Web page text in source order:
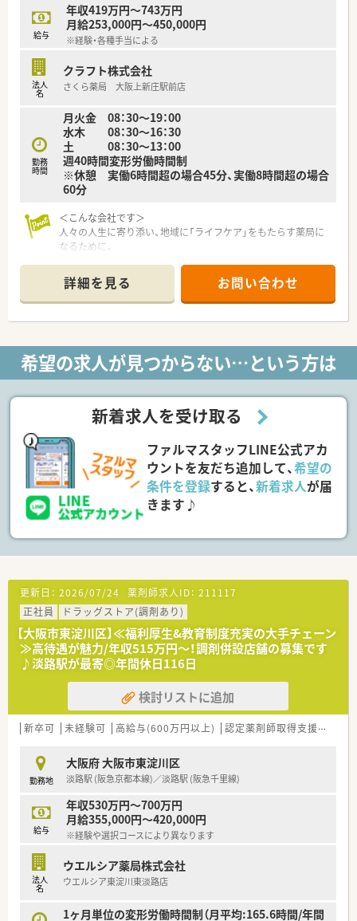
【会社特徴】
■大手通信企業グループ初の医療専門会社として設立され、質の
高い治験支援サービスを提供しています。
人材育成に特に力を入れている企業です。
■大規模病院を中心に多くの提携実績があり、設立以来順調に業
給与
年収419万円～743万円
月給253,000円～450,000円
※経験・各種手当による
法人
名
クラフト株式会社
さくら薬局 大阪上新庄駅前店
勤務
時間
月火金 08：30～19：00
水木 08：30～16：30
土 08：30～13：00
週40時間変形労働時間制
※休憩 実働6時間超の場合45分、実働8時間超の場合
60分
＜こんな会社です＞
人々の人生に寄り添い、地域に「ライフケア」をもたらす薬局に
なるために。
りひとりの人生に寄り添い、質の高い医療サービスを届ける薬剤
師を求め育てています。
＜特徴・ポイントのご紹介＞
業務をサポートするために様々なシステムを独自開発していま
す。
その一つが約20年前から導入され、進化を続けている調剤シス
す。
システム改修が必要な制度変更があった場合も、迅速に対応でき
る強みを生かしていきます。
★刷新された新規採用者研修
中途入社ならではの悩みを解消し、さくら薬局グループのビジョ
店舗OJT・フォローアップや通常の社内研修と絡めて中途入社専
門の体系的な研修をご用意。
安心して飛び込める体制が整備されています。
★業界トップクラスの認定薬局数と盤石化を図る組織体制
全店舗で地域連携薬局を目指している地域に根差した調剤薬局
です。
高い専門性が求められる特殊な調剤に対応できる専門医療機関
連携薬局も取得しています。
本社から業界動向などの情報が常に発信されており、患者様や医
ている理由の1つです。
年間休日が「126日相当時間」と業界トップクラスのさくら薬局
では産休・育休の希望取得率も100％！長く働き続けるための環
境づくりを考え、ライフステージに応じた福利厚生をご用意して
また、患者さまへの想いをカタチにする「リトルチャレンジ制
度」では「現場主義」を念頭に、
現する取り組みも行っています。
詳細を見る お問い合わせ
希望の求人が見つからない…という方は
新着求人を受け取る
ファルマスタッフLINE公式アカ
ウントを友だち追加して、希望の
条件を登録すると、新着求人が届
きます♪
更新日： 2026/07/24 薬剤師求人ID： 211117
正社員
ドラッグストア(調剤あり)
【大阪市東淀川区】≪福利厚生&教育制度充実の大手チェーン
≫高待遇が魅力/年収515万円～！調剤併設店舗の募集です
♪淡路駅が最寄◎年間休日116日
検討リストに追加
新卒可 未経験可 高給与(600万円以上) 認定薬剤師取得支援あり
勤務地
大阪府 大阪市東淀川区
淡路駅 (阪急京都本線)／淡路駅 (阪急千里線)
給与
年収530万円～700万円
月給355,000円～420,000円
※経験や選択コースにより異なります
法人
名
ウエルシア薬局株式会社
ウエルシア東淀川東淡路店
1ヶ月単位の変形労働時間制（月平均:165.6時間/年間